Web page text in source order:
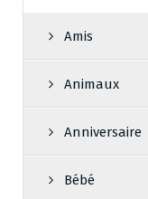
Amis
Animaux
Anniversaire
Bébé